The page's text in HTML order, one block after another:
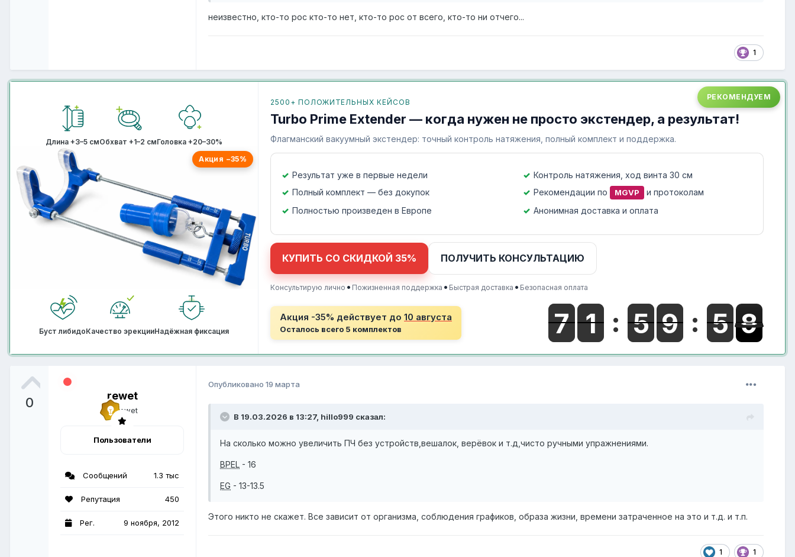
неизвестно, кто-то рос кто-то нет, кто-то рос от всего, кто-то ни отчего...
1
Длина +3–5 смОбхват +1–2 смГоловка +20–30%
Акция −35%
Буст либидоКачество эрекцииНадёжная фиксация
РЕКОМЕНДУЕМ
2500+ ПОЛОЖИТЕЛЬНЫХ КЕЙСОВ
Turbo Prime Extender — когда нужен не просто экстендер, а результат!
Флагманский вакуумный экстендер: точный контроль натяжения, полный комплект и поддержка.
Результат уже в первые недели
Контроль натяжения, ход винта 30 см
Полный комплект — без докупок
Рекомендации по MGVP
и протоколам
Полностью произведен в Европе
Анонимная доставка и оплата
КУПИТЬ СО СКИДКОЙ 35% ПОЛУЧИТЬ КОНСУЛЬТАЦИЮ
Консультирую лично • Пожизненная поддержка • Быстрая доставка • Безопасная оплата
Акция -35% действует до 10 августа
Осталось всего 5 комплектов
0 rewet
Пользователи
Сообщений 1.3 тыс
Репутация 450
Рег. 9 ноября, 2012
Опубликовано 19 марта
В 19.03.2026 в 13:27, hillo999 сказал:
На сколько можно увеличить ПЧ без устройств,вешалок, верёвок и т.д,чисто ручными упражнениями.
BPEL - 16
EG - 13-13.5
Этого никто не скажет. Все зависит от организма, соблюдения графиков, образа жизни, времени затраченное на это и т.д. и т.п.
1 1